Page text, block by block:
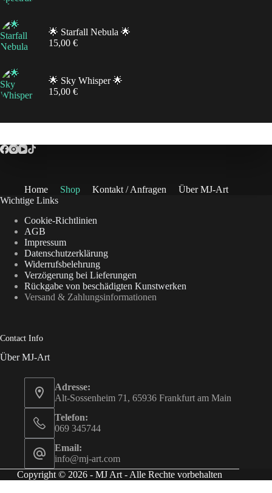
🌟 Starfall Nebula 🌟
15,00 €
🌟 Sky Whisper 🌟
15,00 €
Home Shop Kontakt / Anfragen
Über MJ-Art
Wichtige Links
Cookie-Richtlinien
AGB
Impressum
Datenschutzerklärung
Widerrufsbelehrung
Verzögerung bei Lieferungen
Rückgabe von beschädigten Kunstwerken
Versand & Zahlungsinformationen
Contact Info
Über MJ-Art
Adresse:
Alt-Sossenheim 71, 65936 Frankfurt am Main
Telefon:
069 345744
Email:
info@mj-art.com
Copyright © 2026 - MJ Art - Alle Rechte vorbehalten